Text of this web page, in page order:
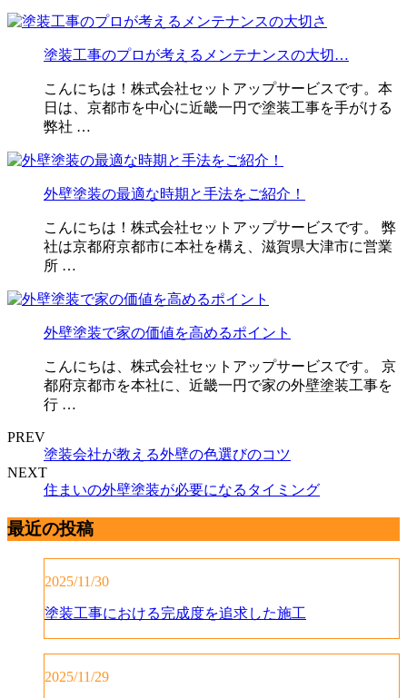
塗装工事のプロが考えるメンテナンスの大切…
こんにちは！株式会社セットアップサービスです。本
日は、京都市を中心に近畿一円で塗装工事を手がける
弊社 …
外壁塗装の最適な時期と手法をご紹介！
こんにちは！株式会社セットアップサービスです。 弊
社は京都府京都市に本社を構え、滋賀県大津市に営業
所 …
外壁塗装で家の価値を高めるポイント
こんにちは、株式会社セットアップサービスです。 京
都府京都市を本社に、近畿一円で家の外壁塗装工事を
行 …
PREV
塗装会社が教える外壁の色選びのコツ
NEXT
住まいの外壁塗装が必要になるタイミング
最近の投稿
2025/11/30
塗装工事における完成度を追求した施工
2025/11/29